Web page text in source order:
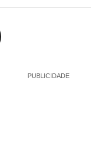
PUBLICIDADE